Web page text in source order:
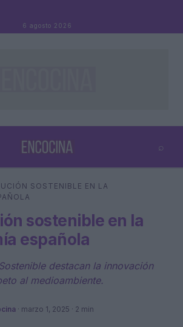
6 agosto 2026
⌕
SOSTENIBLE EN LA
sostenible en la
española
destacan la innovación
al medioambiente.
· marzo 1, 2025 · 2 min